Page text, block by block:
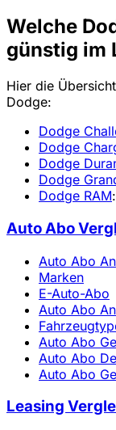
Welche
günstig im
Hier die
Dodge:
Dodge
Dodge
Dodge
Dodge
Dodge RAM
Auto Abo
Auto Abo
Marken
E-Auto-Abo
Auto Abo
Auto Abo
Auto Abo
Auto Abo
Leasing